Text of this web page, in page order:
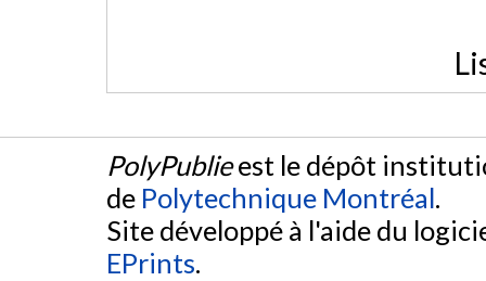
PolyPublieest le dépôt
de Polytechnique Montréal.
Site développé à l'aide du
EPrints.